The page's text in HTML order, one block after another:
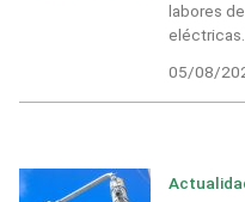
labores
eléctricas.
05/08/